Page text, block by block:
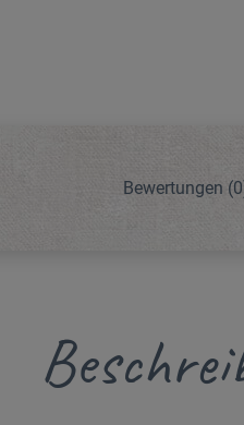
Bewertungen